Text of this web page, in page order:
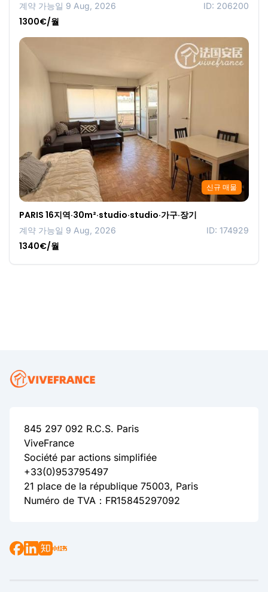
계약 가능일 9 Aug, 2026 ID: 206200
1300€/월
신규 매물
PARIS 16지역·30m²·studio·studio·가구·장기
계약 가능일 9 Aug, 2026 ID: 174929
1340€/월
845 297 092 R.C.S. Paris
ViveFrance
Société par actions simplifiée
+33(0)953795497
21 place de la république 75003, Paris
Numéro de TVA：FR15845297092